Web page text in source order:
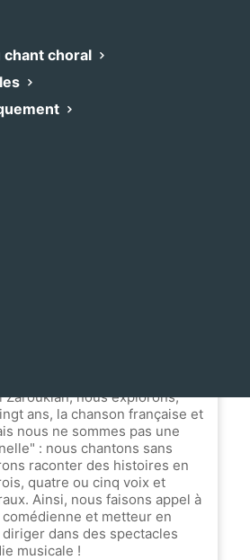
chant choral
Riez
•
Zaroukian, nous explorons,
ans, la chanson française et
nous ne sommes pas une
: nous chantons sans
raconter des histoires en
quatre ou cinq voix et
Ainsi, nous faisons appel à
et metteur en
dans des spectacles
musicale !